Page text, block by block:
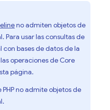
no admiten objetos de
Para usar las consultas de
con bases de datos de la
operaciones de Core
página.
no admite objetos de